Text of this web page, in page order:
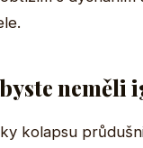
neměli
kolapsu